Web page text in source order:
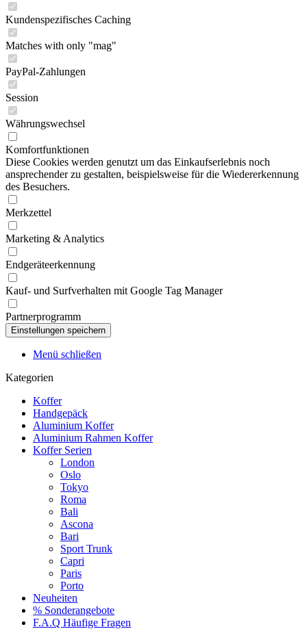
Kundenspezifisches Caching
Matches with only "mag"
PayPal-Zahlungen
Session
Währungswechsel
Komfortfunktionen
Diese Cookies werden genutzt um das Einkaufserlebnis noch
ansprechender zu gestalten, beispielsweise für die Wiedererkennung
des Besuchers.
Merkzettel
Marketing & Analytics
Endgeräteerkennung
Kauf- und Surfverhalten mit Google Tag Manager
Partnerprogramm
Menü schließen
Kategorien
Koffer
Handgepäck
Aluminium Koffer
Aluminium Rahmen Koffer
Koffer Serien
London
Oslo
Tokyo
Roma
Bali
Ascona
Bari
Sport Trunk
Capri
Paris
Porto
Neuheiten
% Sonderangebote
F.A.Q Häufige Fragen